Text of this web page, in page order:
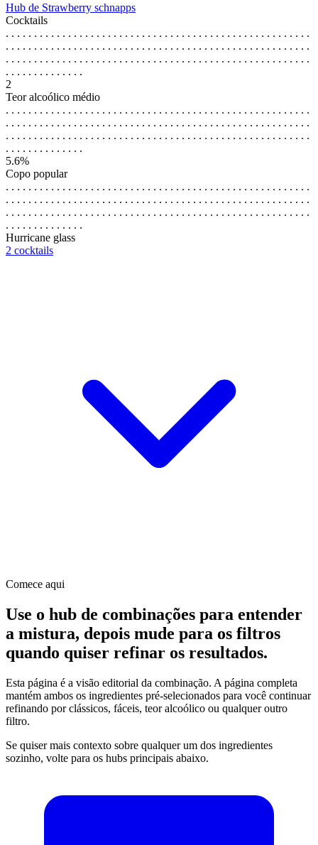
Hub de Strawberry schnapps
Cocktails
. . . . . . . . . . . . . . . . . . . . . . . . . . . . . . . . . . . . . . . . . . . . . . . . . . . . . .
. . . . . . . . . . . . . . . . . . . . . . . . . . . . . . . . . . . . . . . . . . . . . . . . . . . . . .
. . . . . . . . . . . . . . . . . . . . . . . . . . . . . . . . . . . . . . . . . . . . . . . . . . . . . .
. . . . . . . . . . . . . .
2
Teor alcoólico médio
. . . . . . . . . . . . . . . . . . . . . . . . . . . . . . . . . . . . . . . . . . . . . . . . . . . . . .
. . . . . . . . . . . . . . . . . . . . . . . . . . . . . . . . . . . . . . . . . . . . . . . . . . . . . .
. . . . . . . . . . . . . . . . . . . . . . . . . . . . . . . . . . . . . . . . . . . . . . . . . . . . . .
. . . . . . . . . . . . . .
5.6%
Copo popular
. . . . . . . . . . . . . . . . . . . . . . . . . . . . . . . . . . . . . . . . . . . . . . . . . . . . . .
. . . . . . . . . . . . . . . . . . . . . . . . . . . . . . . . . . . . . . . . . . . . . . . . . . . . . .
. . . . . . . . . . . . . . . . . . . . . . . . . . . . . . . . . . . . . . . . . . . . . . . . . . . . . .
. . . . . . . . . . . . . .
Hurricane glass
2 cocktails
Comece aqui
Use o hub de combinações para entender
a mistura, depois mude para os filtros
quando quiser refinar os resultados.
Esta página é a visão editorial da combinação. A página completa
mantém ambos os ingredientes pré-selecionados para você continuar
refinando por clássicos, fáceis, teor alcoólico ou qualquer outro
filtro.
Se quiser mais contexto sobre qualquer um dos ingredientes
sozinho, volte para os hubs principais abaixo.